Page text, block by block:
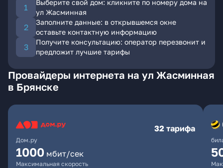
Выберите свой дом: кликните по номеру дома на
ул Жасминная
Заполните данные: в открывшемся окне
оставьте контактную информацию
Получите консультацию: оператор перезвонит и
предложит лучшие тарифы
Провайдеры интернета на ул Жасминная
в Брянске
Дом.ру
32 тарифа
1000 мбит/сек
Максимальная скорость